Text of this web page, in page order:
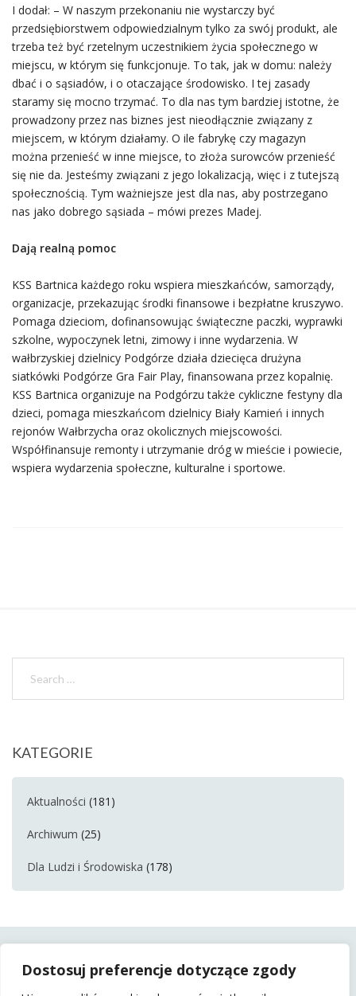
Dostosuj preferencje dotyczące zgody
I dodał: – W naszym przekonaniu nie wystarczy być
przedsiębiorstwem odpowiedzialnym tylko za swój produkt, ale
trzeba też być rzetelnym uczestnikiem życia społecznego w
miejscu, w którym się funkcjonuje. To tak, jak w domu: należy
dbać i o sąsiadów, i o otaczające środowisko. I tej zasady
staramy się mocno trzymać. To dla nas tym bardziej istotne, że
prowadzony przez nas biznes jest nieodłącznie związany z
miejscem, w którym działamy. O ile fabrykę czy magazyn
można przenieść w inne miejsce, to złoża surowców przenieść
się nie da. Jesteśmy związani z jego lokalizacją, więc i z tutejszą
społecznością. Tym ważniejsze jest dla nas, aby postrzegano
nas jako dobrego sąsiada – mówi prezes Madej.
Dają realną pomoc
KSS Bartnica każdego roku wspiera mieszkańców, samorządy,
organizacje, przekazując środki finansowe i bezpłatne kruszywo.
Pomaga dzieciom, dofinansowując świąteczne paczki, wyprawki
szkolne, wypoczynek letni, zimowy i inne wydarzenia. W
wałbrzyskiej dzielnicy Podgórze działa dziecięca drużyna
siatkówki Podgórze Gra Fair Play, finansowana przez kopalnię.
KSS Bartnica organizuje na Podgórzu także cykliczne festyny dla
dzieci, pomaga mieszkańcom dzielnicy Biały Kamień i innych
rejonów Wałbrzycha oraz okolicznych miejscowości.
Współfinansuje remonty i utrzymanie dróg w mieście i powiecie,
wspiera wydarzenia społeczne, kulturalne i sportowe.
KATEGORIE
Aktualności (181)
Archiwum (25)
Dla Ludzi i Środowiska (178)